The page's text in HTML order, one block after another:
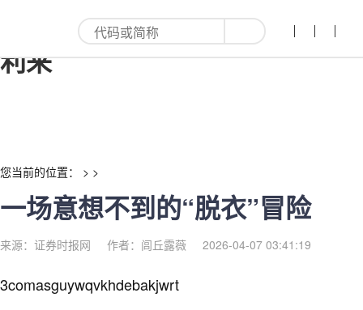
一场意想不到的“脱衣”冒险-红
利来
您当前的位置： > >
一场意想不到的“脱衣”冒险
来源：证券时报网 作者：闾丘露薇 2026-04-07 03:41:19
3comasguywqvkhdebakjwrt